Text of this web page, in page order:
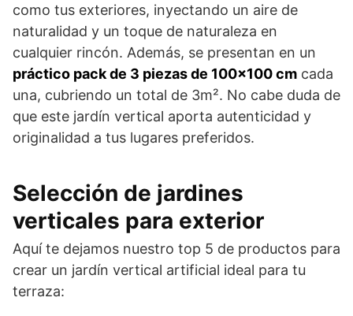
como tus exteriores, inyectando un aire de
naturalidad y un toque de naturaleza en
cualquier rincón. Además, se presentan en un
práctico pack de 3 piezas de 100×100 cm cada
una, cubriendo un total de 3m². No cabe duda de
que este jardín vertical aporta autenticidad y
originalidad a tus lugares preferidos.
Selección de jardines
verticales para exterior
Aquí te dejamos nuestro top 5 de productos para
crear un jardín vertical artificial ideal para tu
terraza: